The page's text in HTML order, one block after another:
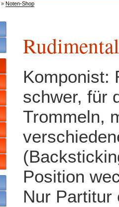
» Noten-Shop
Komponist:
schwer, für
Trommeln,
Position
Nur Partitur